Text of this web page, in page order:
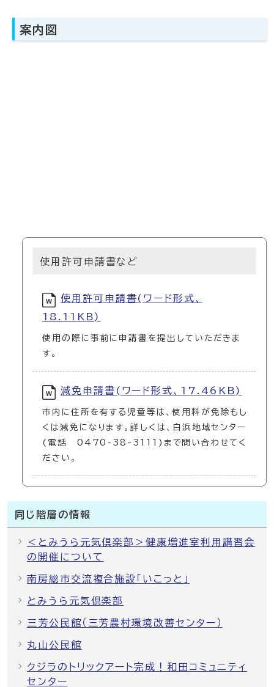
案内図
使用許可申請書など
使用許可申請書(ワード形式、
18.11KB)
使用の際に事前に申請書を提出していただきま
す。
減免申請書(ワード形式、17.46KB)
市内に住所を有する児童等は、使用料が免除もし
くは減免になります。詳しくは、白浜地域センター
(電話 0470-38-3111)まで問い合わせてく
ださい。
同じ階層の情報
＜とみうら元気倶楽部＞健康増進室利用講習会
の開催について
南房総市交流複合施設「いこっと」
とみうら元気倶楽部
三芳公民館（三芳農村環境改善センター）
丸山公民館
クジラのトリックアート完成！和田コミュニティ
センター